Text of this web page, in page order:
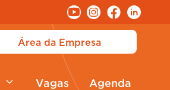
Área da Empresa
Vagas Agenda